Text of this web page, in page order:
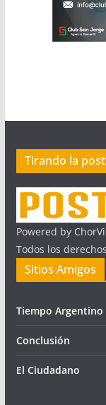
Tirando la
Powered by
Todos los
Sitios Amigos
Tiempo Argentino
Conclusión
El Ciudadano